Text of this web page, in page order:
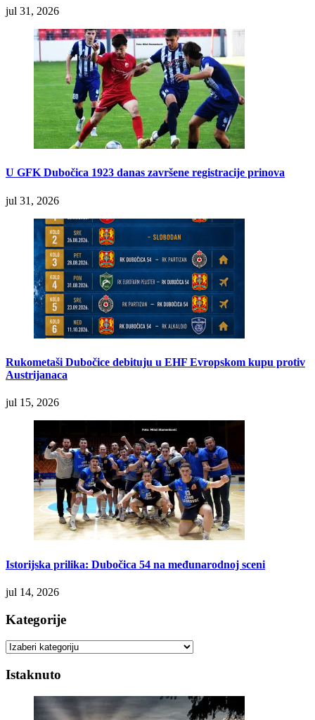
jul 31, 2026
U GFK Dubočica 1923 danas završene registracije prinova
jul 31, 2026
Rukometaši Dubočice debituju u EHF Evropskom kupu protiv
Austrijanaca
jul 15, 2026
Istorijska prilika: Dubočica 54 na međunarodnoj sceni
jul 14, 2026
Kategorije
Kategorije
Istaknuto